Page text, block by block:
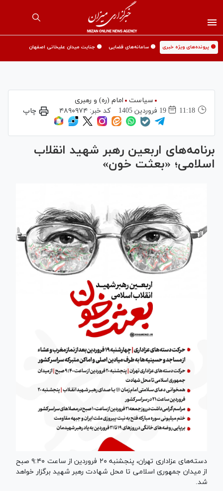
🟡 پرونده‌های ویژه خبری 🟡 سامانه‌های قضایی 🟡 جنایت میدان علیخانی اصفهان
سیاست
امام (ره) و رهبری
11:18
19 فروردين 1405 کد خبر: ۴۸۹۰۹۷۴ چاپ
برنامه‌های اربعین رهبر شهید انقلاب
اسلامی؛ «بعثت خون»
دسته‌های عزاداری تهران، پنجشنبه ۲۰ فروردین از ساعت ۹:۴۰ صبح
از میدان جمهوری اسلامی تا محل شهادت رهبر شهید برگزار خواهد
شد.